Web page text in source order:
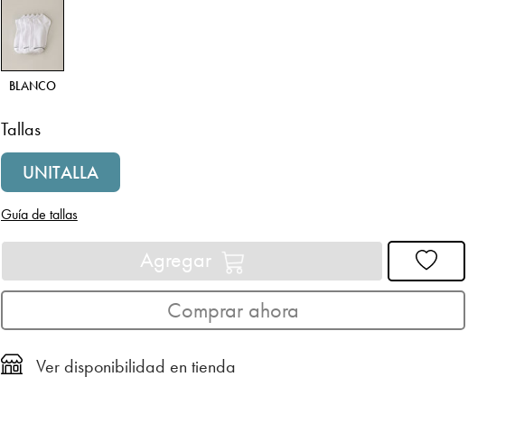
BLANCO
Tallas
UNITALLA
Guía de tallas
Agregar
Comprar ahora
Ver disponibilidad en tienda